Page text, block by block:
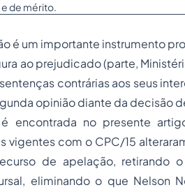
de mérito.
é um importante instrumento
ao prejudicado (parte,
contrárias aos seus
opinião diante da decisão
encontrada no presente
vigentes com o CPC/15
de apelação, retirando
eliminando o que Nelson